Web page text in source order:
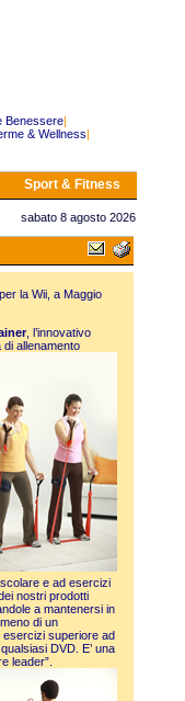
Benessere|
& Wellness|
Sport & Fitness
sabato 8 agosto 2026
la Wii, a Maggio
, l’innovativo
di allenamento
e ad esercizi
nostri prodotti
a mantenersi in
di un
esercizi superiore ad
DVD. E’ una
leader”.